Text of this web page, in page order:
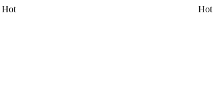
Hot Hot